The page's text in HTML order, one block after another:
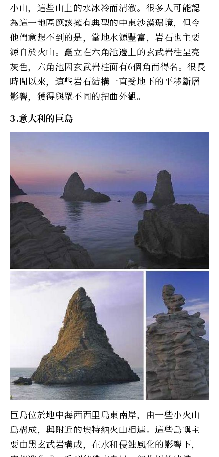
小山，這些山上的水冰冷而清澈。很多人可能認
為這一地區應該擁有典型的中東沙漠環境，但令
他們意想不到的是，當地水源豐富，岩石也主要
源自於火山。矗立在六角池邊上的玄武岩柱呈亮
灰色，六角池因玄武岩柱面有6個角而得名。很長
時間以來，這些岩石結構一直受地下的平移斷層
影響，獲得與眾不同的扭曲外觀。
3.意大利的巨島
巨島位於地中海西西里島東南岸，由一些小火山
島構成，與附近的埃特納火山相連。這些島嶼主
要由黑玄武岩構成，在水和侵蝕風化的影響下，